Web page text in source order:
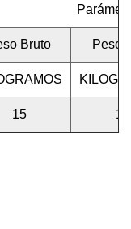
Bruto Peso
15 13